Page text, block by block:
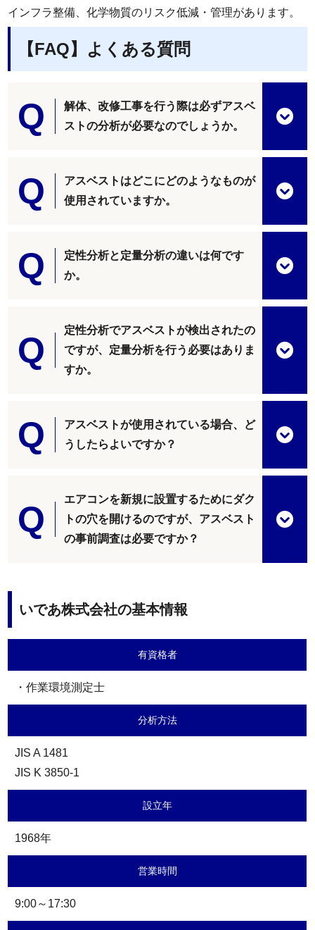
インフラ整備、化学物質のリスク低減・管理があります。
【FAQ】よくある質問
解体、改修工事を行う際は必ずアスベ
ストの分析が必要なのでしょうか。
アスベストはどこにどのようなものが
使用されていますか。
定性分析と定量分析の違いは何です
か。
定性分析でアスベストが検出されたの
ですが、定量分析を行う必要はありま
すか。
アスベストが使用されている場合、ど
うしたらよいですか？
エアコンを新規に設置するためにダク
トの穴を開けるのですが、アスベスト
の事前調査は必要ですか？
いであ株式会社の基本情報
有資格者
・作業環境測定士
分析方法
JIS A 1481
JIS K 3850-1
設立年
1968年
営業時間
9:00～17:30